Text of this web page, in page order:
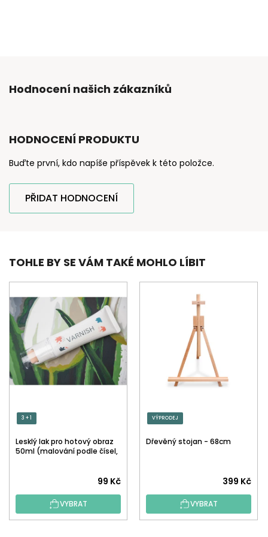
Hodnocení našich zákazníků
HODNOCENÍ PRODUKTU
Buďte první, kdo napíše příspěvek k této položce.
PŘIDAT HODNOCENÍ
TOHLE BY SE VÁM TAKÉ MOHLO LÍBIT
3 + 1
Lesklý lak pro hotový obraz
50ml (malování podle čísel,
hodnocení
produktu
je
99 Kč
VYBRAT
VÝPRODEJ
Dřevěný stojan - 68cm
399 Kč
VYBRAT